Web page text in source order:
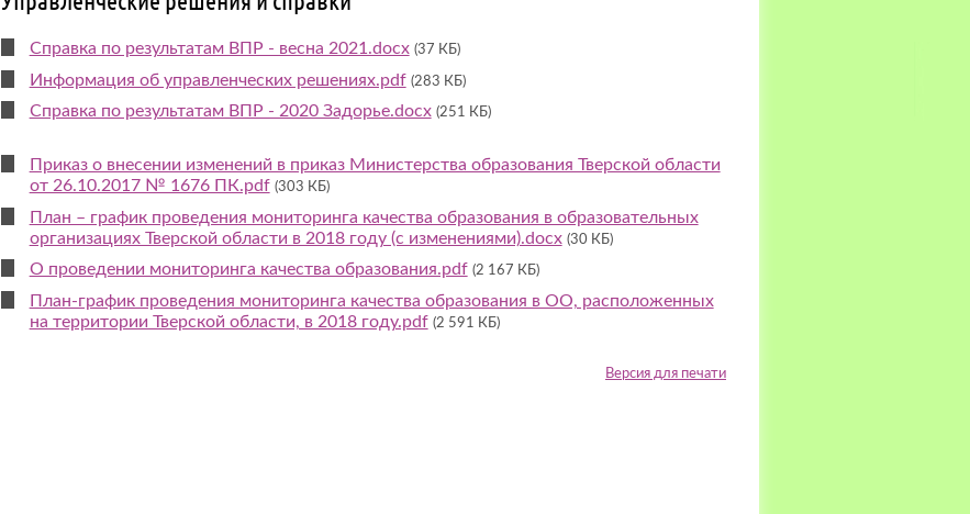
Справка по результатам ВПР - весна 2021.docx (37 КБ)
Информация об управленческих решениях.pdf (283 КБ)
Справка по результатам ВПР - 2020 Задорье.docx (251 КБ)
Приказ о внесении изменений в приказ Министерства образования Тверской области
от 26.10.2017 № 1676 ПК.pdf (303 КБ)
План – график проведения мониторинга качества образования в образовательных
организациях Тверской области в 2018 году (с изменениями).docx (30 КБ)
О проведении мониторинга качества образования.pdf (2 167 КБ)
План-график проведения мониторинга качества образования в ОО, расположенных
на территории Тверской области, в 2018 году.pdf (2 591 КБ)
Версия для печати